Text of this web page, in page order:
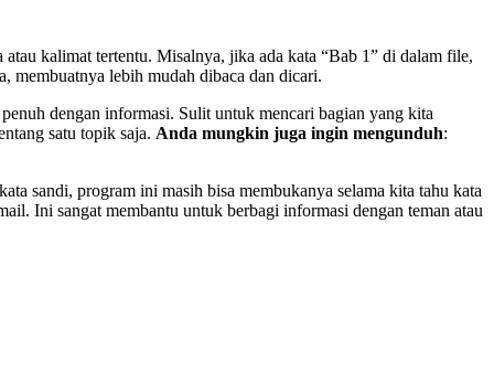
kalimat tertentu. Misalnya, jika ada kata “Bab 1” di dalam file,
membuatnya lebih mudah dibaca dan dicari.
dengan informasi. Sulit untuk mencari bagian yang kita
satu topik saja. Anda mungkin juga ingin mengunduh:
sandi, program ini masih bisa membukanya selama kita tahu kata
Ini sangat membantu untuk berbagi informasi dengan teman atau